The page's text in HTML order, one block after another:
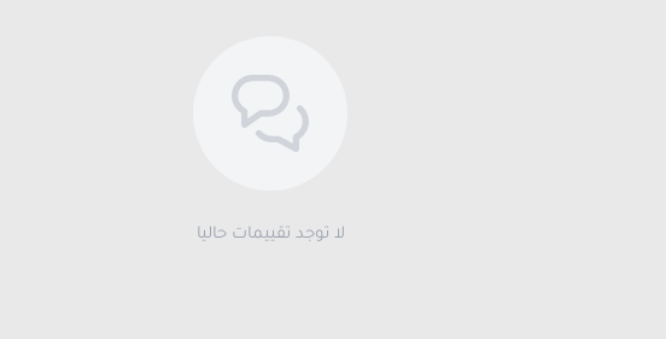
لا توجد تقييمات حاليا